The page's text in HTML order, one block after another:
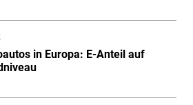
in Europa: E-Anteil auf